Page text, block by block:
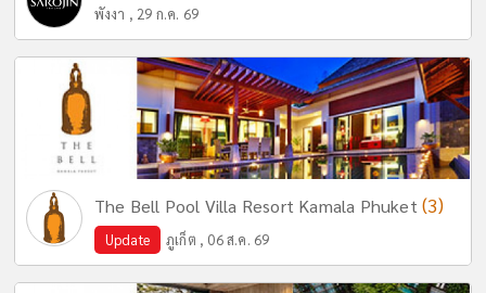
พังงา , 29 ก.ค. 69
The Bell Pool Villa Resort Kamala Phuket (3)
Update ภูเก็ต , 06 ส.ค. 69